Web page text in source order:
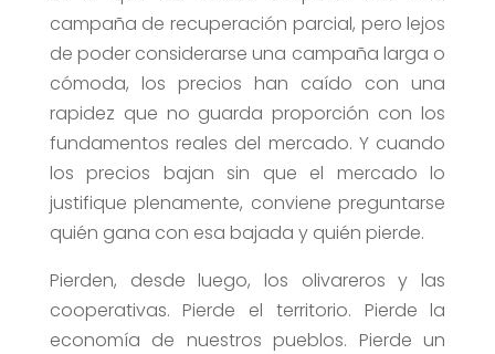
campaña de recuperación parcial, pero lejos
de poder considerarse una campaña larga o
cómoda, los precios han caído con una
rapidez que no guarda proporción con los
fundamentos reales del mercado. Y cuando
los precios bajan sin que el mercado lo
justifique plenamente, conviene preguntarse
quién gana con esa bajada y quién pierde.
Pierden, desde luego, los olivareros y las
cooperativas. Pierde el territorio. Pierde la
economía de nuestros pueblos. Pierde un